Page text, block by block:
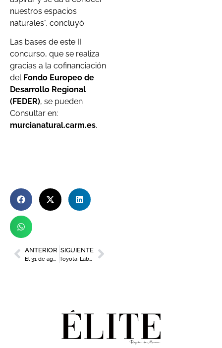
nuestros espacios
naturales”, concluyó.
Las bases de este II
concurso, que se realiza
gracias a la cofinanciación
del Fondo Europeo de
Desarrollo Regional
(FEDER), se pueden
Consultar en:
murcianatural.carm.es.
ANTERIOR
El 31 de agosto finaliza el plazo de candidaturas a los Premios Murcia Empresa SFS
SIGUIENTE
Toyota-Labasa se abona al baloncesto como nuevo patrocinador del UCAM Murcia CB